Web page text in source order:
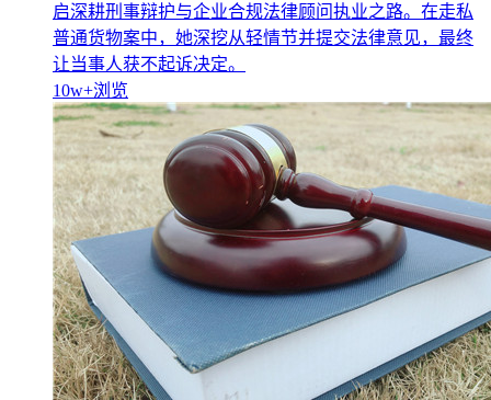
启深耕刑事辩护与企业合规法律顾问执业之路。在走私
普通货物案中，她深挖从轻情节并提交法律意见，最终
让当事人获不起诉决定。
10w+浏览